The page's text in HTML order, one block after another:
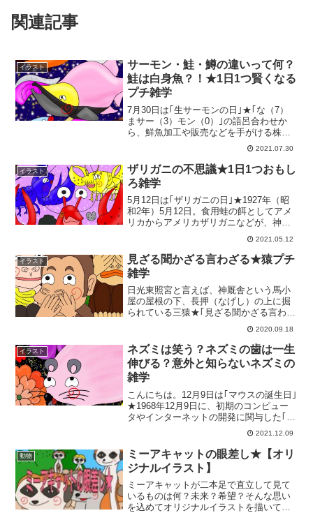
関連記事
イラスト
サーモン・鮭・鱒の違いって何？
鮭は白身魚？！★1日1つ賢くなる
プチ雑学
7月30日は｢生サーモンの日｣★｢な（7）
まサー（3）モン（0）｣の語呂合わせか
ら、鮮魚加工や販売などを手がける株式
会社モウイジャパンが記念日に制定しま
した。そんな｢生サーモンの日｣にちなん
で1日1つ賢くなるプチ雑学★日頃から疑
問に思ってい...
2021.07.30
イラスト
ザリガニの不思議★1日1つおもし
ろ雑学
5月12日は｢ザリガニの日｣★1927年（昭
和2年）5月12日。食用蛙の餌としてアメ
リカからアメリカザリガニなどが、神奈
川県に持ち込まれた日として記念日にな
っています。この時持ち込まれたザリガ
ニはたったの20匹ほど★そして逃げ出し
たザリガニ...
2021.05.12
イラスト
見ざる聞かざる言わざる★猿プチ
雑学
日光東照宮と言えば、神厩舎という馬小
屋の屋根の下、長押（なげし）の上に掘
られている三猿★｢見ざる聞かざる言わざ
る｣もしくは｢見ざる言わざる聞かざる｣な
んてことわざでよく知られていますよ
ね。今回は、その三猿について本当の意
味をご紹介すると共に...
2020.09.18
イラスト
ネズミは笑う？ネズミの歯は一生
伸びる？意外と知らないネズミの
雑学
こんにちは。12月9日は｢マウスの誕生日｣
★1968年12月9日に、初期のコンピュー
タやインターネットの開発に関与した｢IT
の父｣ともいわれるダグラス・エンゲルバ
ート氏により｢TheDemo｣が行われたこと
にちなんで制定された記念日です。｢...
2021.12.09
動物
ミーアキャットの眼差し★【オリ
ジナルイラスト】
ミーアキャットが二本足で直立して見て
いるものは何？未来？希望？そんな思い
を込めてオリジナルイラストを描いてみ